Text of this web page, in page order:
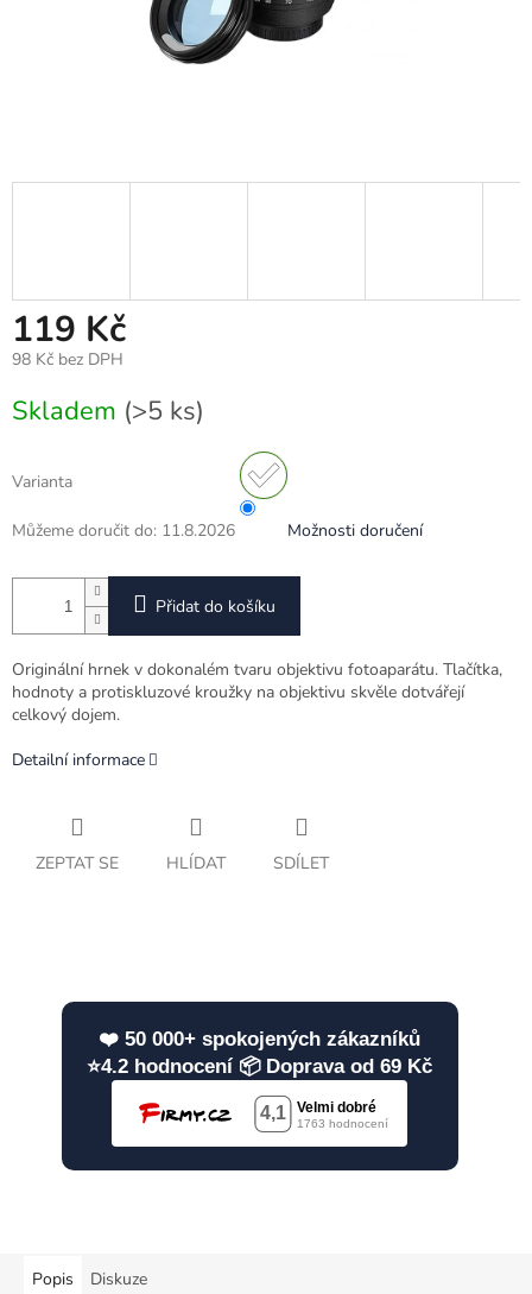
119 Kč
98 Kč bez DPH
cena:
Skladem (>5 ks)
Varianta
Můžeme doručit do: 11.8.2026 Možnosti doručení
Přidat do košíku
Originální hrnek v dokonalém tvaru objektivu fotoaparátu. Tlačítka,
hodnoty a protiskluzové kroužky na objektivu skvěle dotvářejí
celkový dojem.
Detailní informace
ZEPTAT SE HLÍDAT SDÍLET
❤️ 50 000+ spokojených zákazníků
⭐4.2 hodnocení 📦 Doprava od 69 Kč
Popis Diskuze